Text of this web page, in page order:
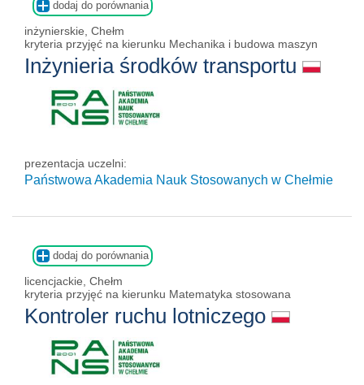
dodaj do porównania
inżynierskie, Chełm
kryteria przyjęć na kierunku Mechanika i budowa maszyn
Inżynieria środków transportu
prezentacja uczelni:
Państwowa Akademia Nauk Stosowanych w Chełmie
dodaj do porównania
licencjackie, Chełm
kryteria przyjęć na kierunku Matematyka stosowana
Kontroler ruchu lotniczego